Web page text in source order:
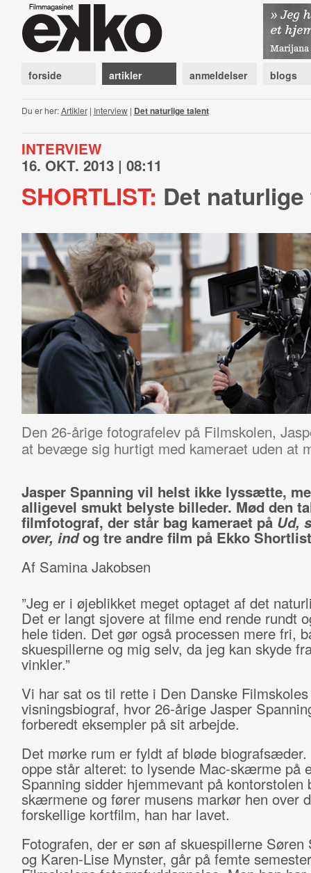
forside artikler anmeldelser blogs
Du er her:Artikler| Interview| Det naturlige talent
INTERVIEW
16. OKT. 2013 | 08:11
SHORTLIST: Det
Den 26-årige fotografelev på Filmskolen,
at bevæge sig hurtigt med kameraet uden at
Jasper Spanning vil helst ikke lyssætte,
alligevel smukt belyste billeder. Mød den
filmfotograf, der står bag kameraet på Ud,
over, indog tre andre film på Ekko
Af Samina Jakobsen
”Jeg er i øjeblikket meget optaget af det
Det er langt sjovere at filme end rende rundt
hele tiden. Det gør også processen mere fri,
skuespillerne og mig selv, da jeg kan skyde
vinkler.”
Vi har sat os til rette i Den Danske
visningsbiograf, hvor 26-årige Jasper
forberedt eksempler på sit arbejde.
Det mørke rum er fyldt af bløde
oppe står alteret: to lysende Mac-skærme på
Spanning sidder hjemmevant på kontorstolen
skærmene og fører musens markør hen over
forskellige kortfilm, han har lavet.
Fotografen, der er søn af skuespillerne Søren
og Karen-Lise Mynster, går på femte